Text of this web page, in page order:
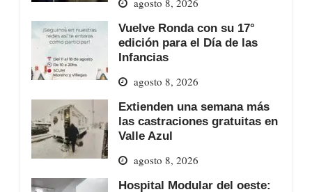
agosto 8, 2026
Vuelve Ronda con su 17°
edición para el Día de las
Infancias
agosto 8, 2026
Extienden una semana más
las castraciones gratuitas en
Valle Azul
agosto 8, 2026
Hospital Modular del oeste: